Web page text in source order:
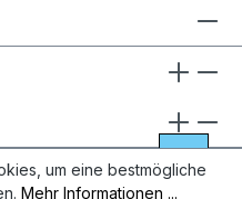
um eine bestmögliche
Mehr Informationen ...